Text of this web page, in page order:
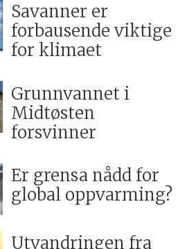
Savanner er
forbausende viktige
for klimaet
Grunnvannet i
Midtøsten
forsvinner
Er grensa nådd for
global oppvarming?
Utvandringen fra